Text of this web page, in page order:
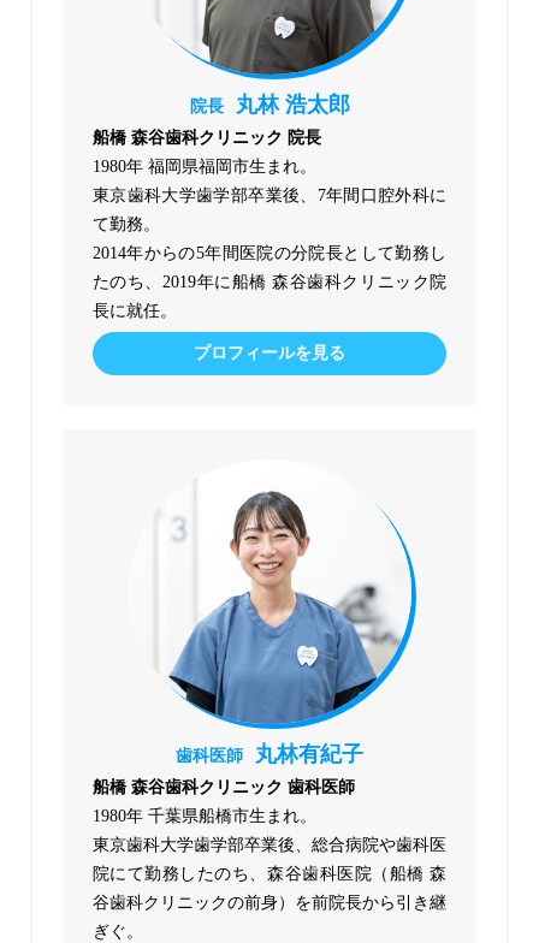
院長 丸林 浩太郎
船橋 森谷歯科クリニック 院長
1980年 福岡県福岡市生まれ。
東京歯科大学歯学部卒業後、7年間口腔外科に
て勤務。
2014年からの5年間医院の分院長として勤務し
たのち、2019年に船橋 森谷歯科クリニック院
長に就任。
プロフィールを見る
歯科医師 丸林有紀子
船橋 森谷歯科クリニック 歯科医師
1980年 千葉県船橋市生まれ。
東京歯科大学歯学部卒業後、総合病院や歯科医
院にて勤務したのち、森谷歯科医院（船橋 森
谷歯科クリニックの前身）を前院長から引き継
ぎぐ。